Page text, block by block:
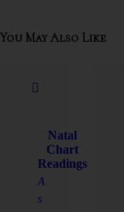
You May Also Like
Natal
Chart
Readings
A
s